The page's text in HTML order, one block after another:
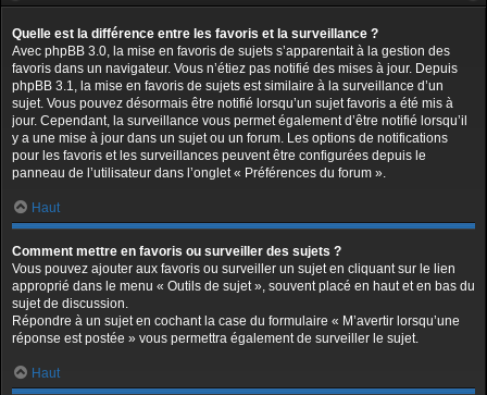
Quelle est la différence entre les favoris et la surveillance ?
Avec phpBB 3.0, la mise en favoris de sujets s’apparentait à la gestion des
favoris dans un navigateur. Vous n’étiez pas notifié des mises à jour. Depuis
phpBB 3.1, la mise en favoris de sujets est similaire à la surveillance d’un
sujet. Vous pouvez désormais être notifié lorsqu’un sujet favoris a été mis à
jour. Cependant, la surveillance vous permet également d’être notifié lorsqu’il
y a une mise à jour dans un sujet ou un forum. Les options de notifications
pour les favoris et les surveillances peuvent être configurées depuis le
panneau de l’utilisateur dans l’onglet « Préférences du forum ».
Haut
Comment mettre en favoris ou surveiller des sujets ?
Vous pouvez ajouter aux favoris ou surveiller un sujet en cliquant sur le lien
approprié dans le menu « Outils de sujet », souvent placé en haut et en bas du
sujet de discussion.
Répondre à un sujet en cochant la case du formulaire « M’avertir lorsqu’une
réponse est postée » vous permettra également de surveiller le sujet.
Haut